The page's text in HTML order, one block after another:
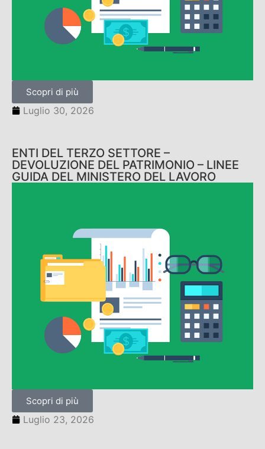
Scopri di più
Luglio 30, 2026
ENTI DEL TERZO SETTORE –
DEVOLUZIONE DEL PATRIMONIO – LINEE
GUIDA DEL MINISTERO DEL LAVORO
Scopri di più
Luglio 23, 2026